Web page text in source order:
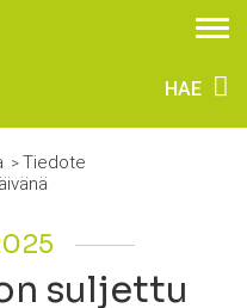
HAE
Tiedote
suljettu